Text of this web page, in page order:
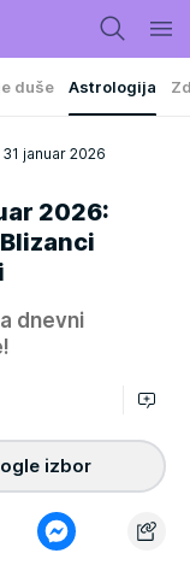
duše Astrologija
januar 2026
2026:
dnevni
izbor